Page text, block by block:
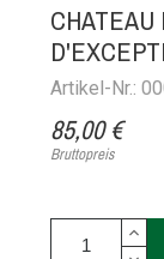
Artikel-Nr.:
85,00 €
Bruttopreis